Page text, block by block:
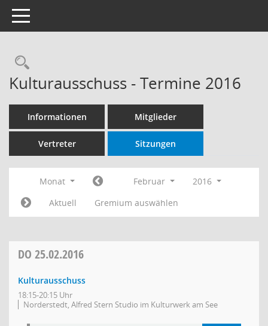
Toggle navigation
Rechercheauswahl
Kulturausschuss - Termine 2016
Informationen Mitglieder
Vertreter Sitzungen
Monat Februar
2016
Aktuell
Gremium auswählen
DO 25.02.2016
Kulturausschuss
18:15-20:15 Uhr
Norderstedt, Alfred Stern Studio im Kulturwerk am See